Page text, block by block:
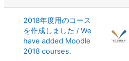
2018年度用のコース
を作成しました / We
have added Moodle
2018 courses.